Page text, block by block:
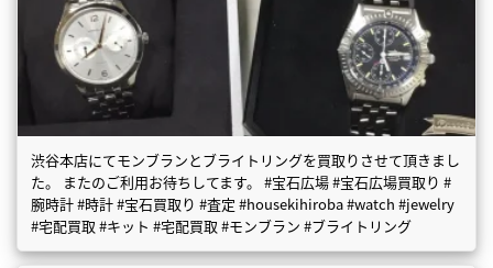
渋谷本店にてモンブランとブライトリングを買取りさせて頂きまし
た。 またのご利用お待ちしてます。 #宝石広場 #宝石広場買取り #
腕時計 #時計 #宝石買取り #査定 #housekihiroba #watch #jewelry
#宅配買取 #キット #宅配買取 #モンブラン #ブライトリング